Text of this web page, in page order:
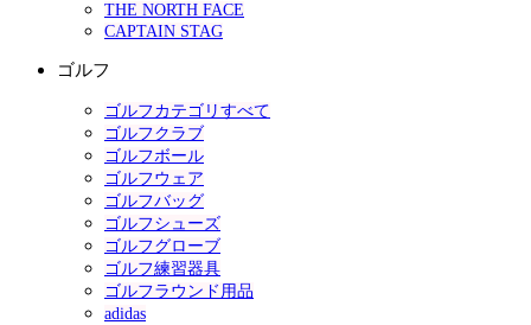
THE NORTH FACE
CAPTAIN STAG
ゴルフ
ゴルフカテゴリすべて
ゴルフクラブ
ゴルフボール
ゴルフウェア
ゴルフバッグ
ゴルフシューズ
ゴルフグローブ
ゴルフ練習器具
ゴルフラウンド用品
adidas